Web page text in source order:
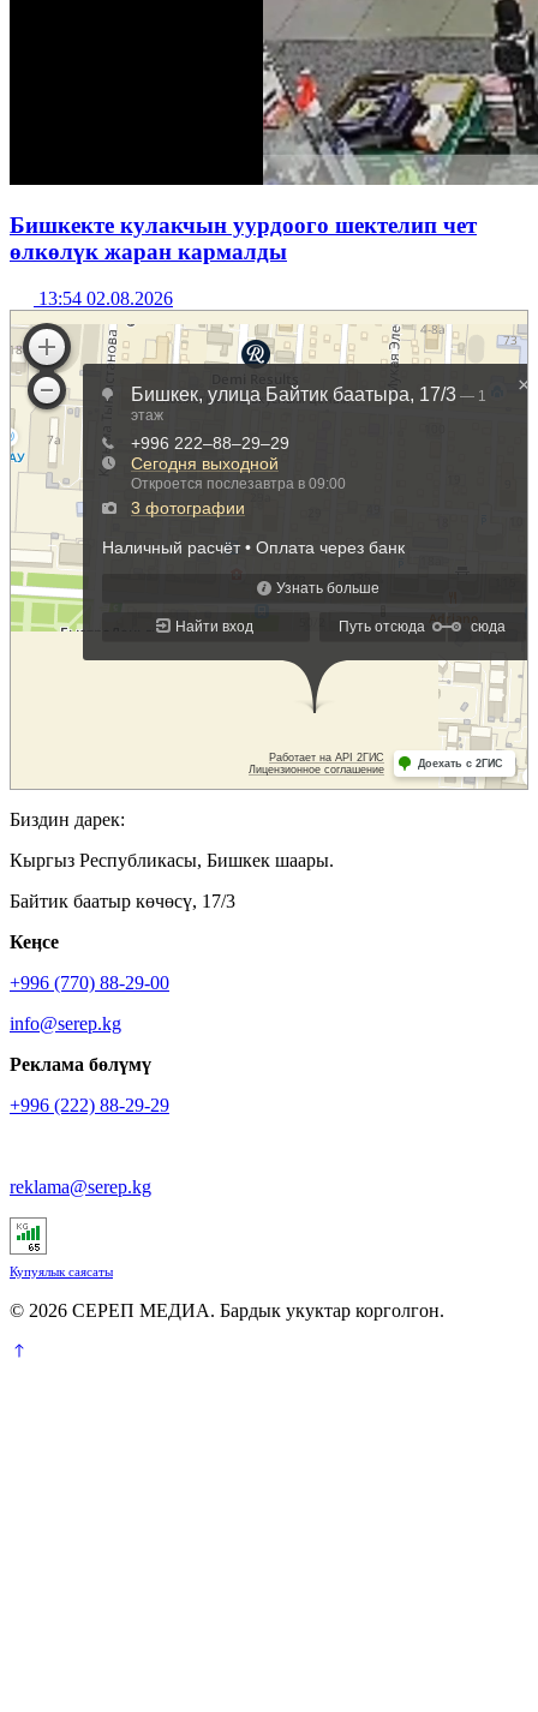
Бишкекте кулакчын уурдоого шектелип чет
өлкөлүк жаран кармалды
13:54 02.08.2026
Биздин дарек:
Кыргыз Республикасы, Бишкек шаары.
Байтик баатыр көчөсү, 17/3
Кеӊсе
+996 (770) 88-29-00
info@serep.kg
Реклама бөлүмү
+996 (222) 88-29-29
reklama@serep.kg
Купуялык саясаты
© 2026 СЕРЕП МЕДИА. Бардык укуктар корголгон.